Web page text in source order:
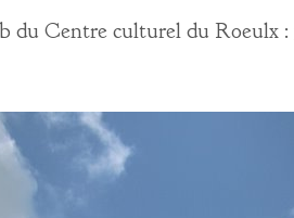
du Centre culturel du Roeulx :